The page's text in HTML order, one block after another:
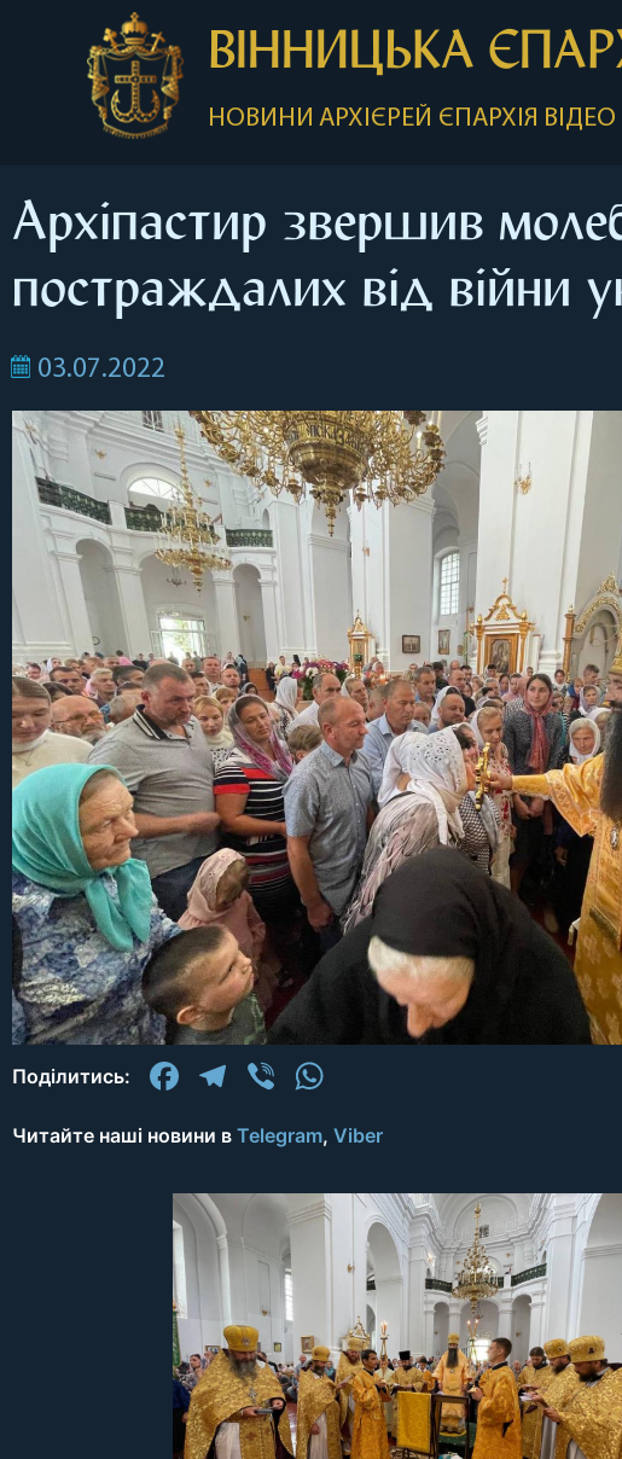
ВІННИЦЬКА
НОВИНИ АРХІЄРЕЙ ЄПАРХІЯ ВІДЕО
Архіпастир звершив
постраждалих від війни
03.07.2022
Поділитись: Facebook
Telegram
Viber
Читайте наші новини в Telegram, Viber